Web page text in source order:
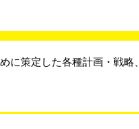
に策定した各種計画・戦略、